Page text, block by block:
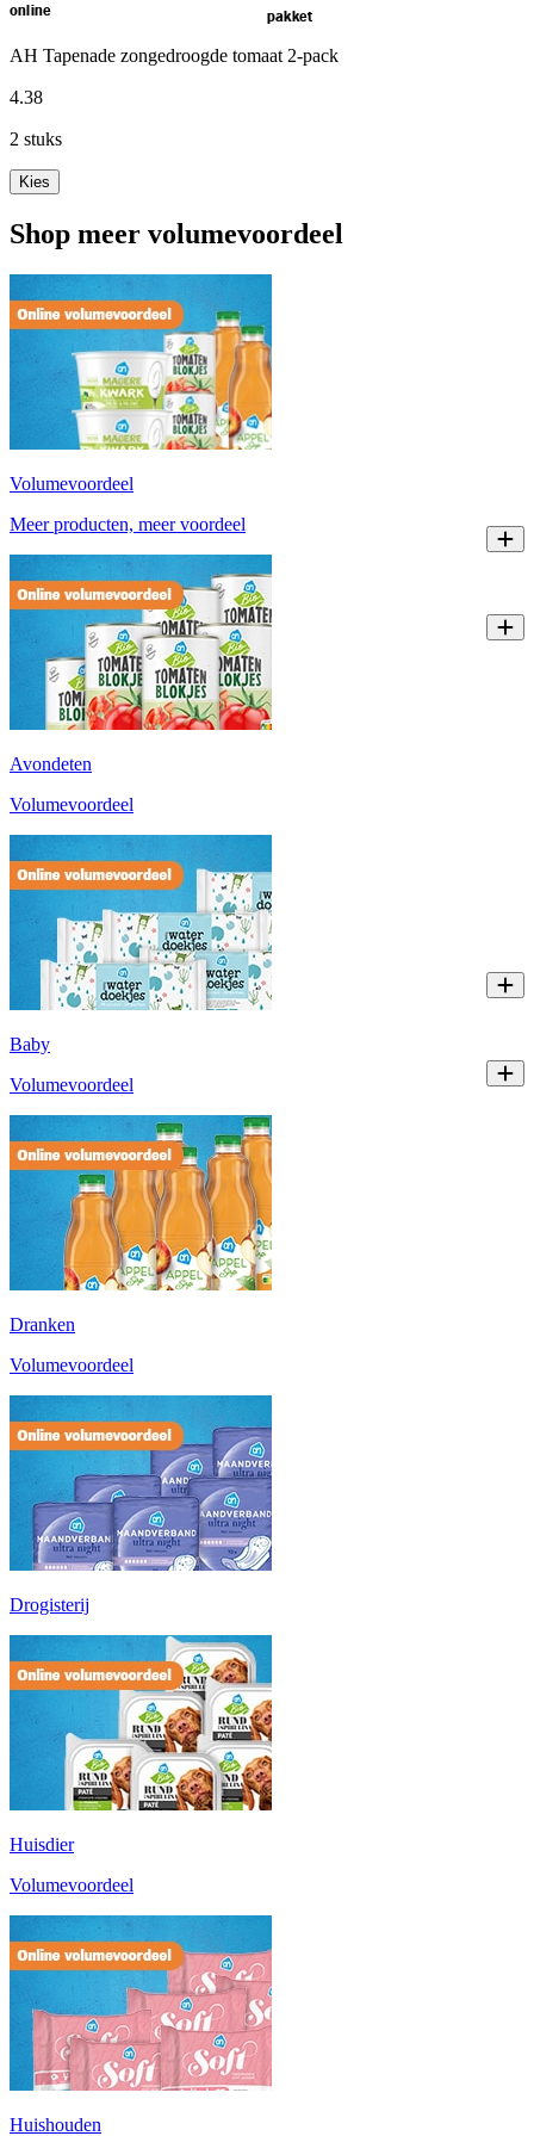
online pakket
AH Tapenade zongedroogde tomaat 2-pack
4.38
2 stuks
Kies
Shop meer volumevoordeel
Volumevoordeel
Meer producten, meer voordeel
Avondeten
Volumevoordeel
Baby
Volumevoordeel
Dranken
Volumevoordeel
Drogisterij
Huisdier
Volumevoordeel
Huishouden